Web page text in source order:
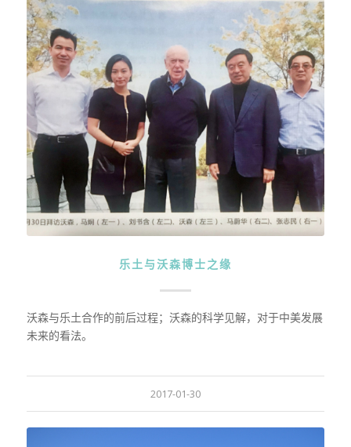
乐土与沃森博士之缘
沃森与乐土合作的前后过程；沃森的科学见解，对于中美发展
未来的看法。
2017-01-30